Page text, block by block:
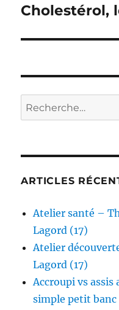
Publication
Cholestérol,
Recherche
pour :
ARTICLES
Atelier santé –
Lagord (17)
Atelier
Lagord (17)
Accroupi vs
simple petit